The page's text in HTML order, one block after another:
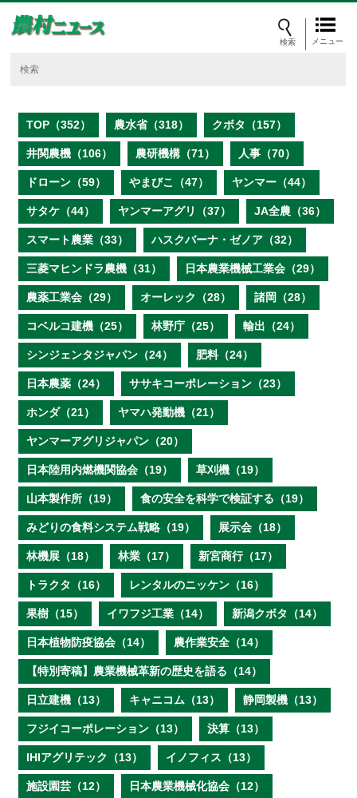
メニュー
TOP（352） 農水省（318） クボタ（157）
井関農機（106） 農研機構（71） 人事（70）
ドローン（59） やまびこ（47） ヤンマー（44）
サタケ（44） ヤンマーアグリ（37） JA全農（36）
スマート農業（33） ハスクバーナ・ゼノア（32）
三菱マヒンドラ農機（31） 日本農業機械工業会（29）
農薬工業会（29） オーレック（28） 諸岡（28）
コベルコ建機（25） 林野庁（25） 輸出（24）
シンジェンタジャパン（24） 肥料（24）
日本農薬（24） ササキコーポレーション（23）
ホンダ（21） ヤマハ発動機（21）
ヤンマーアグリジャパン（20）
日本陸用内燃機関協会（19） 草刈機（19）
山本製作所（19） 食の安全を科学で検証する（19）
みどりの食料システム戦略（19） 展示会（18）
林機展（18） 林業（17） 新宮商行（17）
トラクタ（16） レンタルのニッケン（16）
果樹（15） イワフジ工業（14） 新潟クボタ（14）
日本植物防疫協会（14） 農作業安全（14）
【特別寄稿】農業機械革新の歴史を語る（14）
日立建機（13） キャニコム（13） 静岡製機（13）
フジイコーポレーション（13） 決算（13）
IHIアグリテック（13） イノフィス（13）
施設園芸（12） 日本農業機械化協会（12）